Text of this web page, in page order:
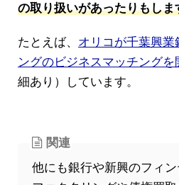
の取り扱いがあったりもしま
たとえば、 オリコが千葉興業
ングのビジネスマッチングを
細あり）しています。
関連
他にも銀行や新興のフィ